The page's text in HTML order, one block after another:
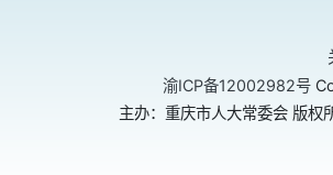
渝ICP备12002982号
主办：重庆市人大常委会 版